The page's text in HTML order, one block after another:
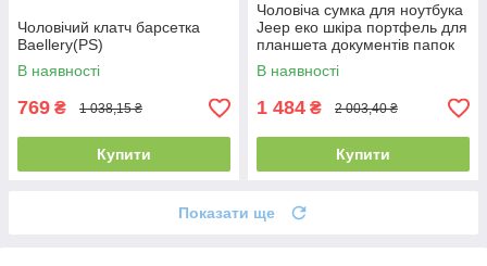
Чоловічий клатч барсетка
Baellery(PS)
В наявності
769 ₴ 1 038,15 ₴
Купити
Чоловіча сумка для ноутбука
Jeep еко шкіра портфель для
планшета документів папок
А4(PS)
В наявності
1 484 ₴ 2 003,40 ₴
Купити
Показати ще